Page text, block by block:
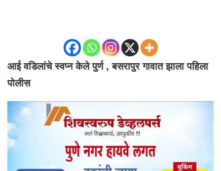
आई वडिलांचे स्वप्न केले पुर्ण , बसरापुर गावात झाला पहिला
पोलीस